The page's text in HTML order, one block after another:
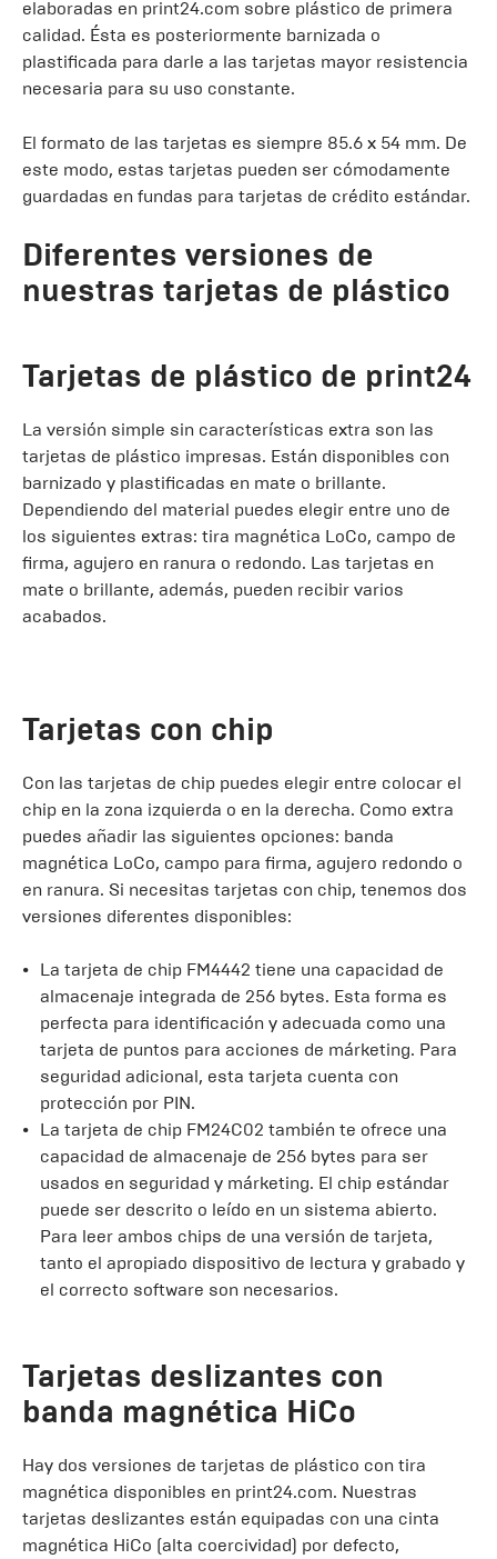
elaboradas en print24.com sobre plástico de primera
calidad. Ésta es posteriormente barnizada o
plastificada para darle a las tarjetas mayor resistencia
necesaria para su uso constante.
El formato de las tarjetas es siempre 85.6 x 54 mm. De
este modo, estas tarjetas pueden ser cómodamente
guardadas en fundas para tarjetas de crédito estándar.
Diferentes versiones de
nuestras tarjetas de plástico
Tarjetas de plástico de print24
La versión simple sin características extra son las
tarjetas de plástico impresas. Están disponibles con
barnizado y plastificadas en mate o brillante.
Dependiendo del material puedes elegir entre uno de
los siguientes extras: tira magnética LoCo, campo de
firma, agujero en ranura o redondo. Las tarjetas en
mate o brillante, además, pueden recibir varios
acabados.
Tarjetas con chip
Con las tarjetas de chip puedes elegir entre colocar el
chip en la zona izquierda o en la derecha. Como extra
puedes añadir las siguientes opciones: banda
magnética LoCo, campo para firma, agujero redondo o
en ranura. Si necesitas tarjetas con chip, tenemos dos
versiones diferentes disponibles:
La tarjeta de chip FM4442 tiene una capacidad de
almacenaje integrada de 256 bytes. Esta forma es
perfecta para identificación y adecuada como una
tarjeta de puntos para acciones de márketing. Para
seguridad adicional, esta tarjeta cuenta con
protección por PIN.
La tarjeta de chip FM24C02 también te ofrece una
capacidad de almacenaje de 256 bytes para ser
usados en seguridad y márketing. El chip estándar
puede ser descrito o leído en un sistema abierto.
Para leer ambos chips de una versión de tarjeta,
tanto el apropiado dispositivo de lectura y grabado y
el correcto software son necesarios.
Tarjetas deslizantes con
banda magnética HiCo
Hay dos versiones de tarjetas de plástico con tira
magnética disponibles en print24.com. Nuestras
tarjetas deslizantes están equipadas con una cinta
magnética HiCo (alta coercividad) por defecto,